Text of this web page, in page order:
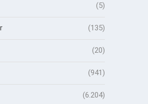
(5)
(135)
(20)
(941)
(6.204)